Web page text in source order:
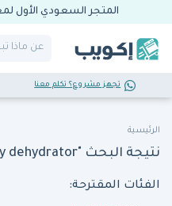
المتجر السعودي الأول
تجهز مشروع؟ تكلم معنا
الرئيسية
نتيجة البحث "hotmix pro dry dehydrator"
الفئات المقترحة: